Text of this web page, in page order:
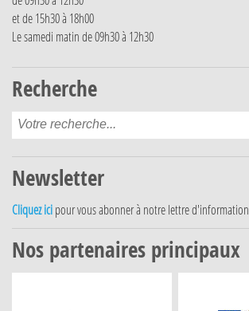
et de 15h30 à 18h00
Le samedi matin de 09h30 à 12h30
Recherche
Newsletter
Cliquez ici pour vous abonner à notre lettre d'information
Nos partenaires principaux